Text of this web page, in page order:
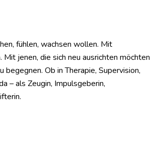
fühlen, wachsen wollen. Mit
Mit jenen, die sich neu ausrichten möchten
Ob in Therapie, Supervision,
– als Zeugin, Impulsgeberin,